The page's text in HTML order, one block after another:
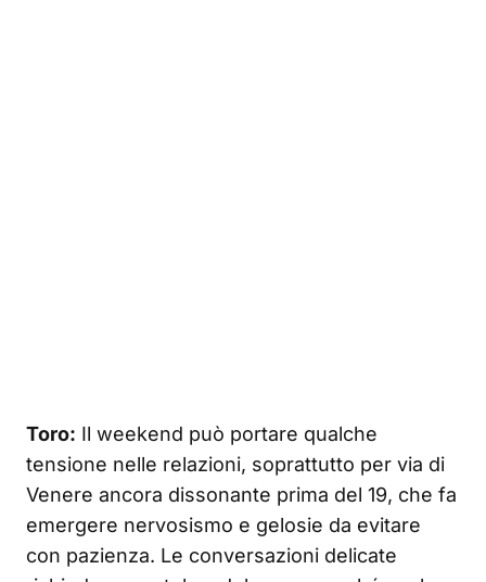
Toro: Il weekend può portare qualche
tensione nelle relazioni, soprattutto per via di
Venere ancora dissonante prima del 19, che fa
emergere nervosismo e gelosie da evitare
con pazienza. Le conversazioni delicate